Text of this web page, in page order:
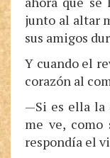
junto al altar
sus amigos
Y cuando el
corazón al
—Si es ella la
me ve, como
respondía el